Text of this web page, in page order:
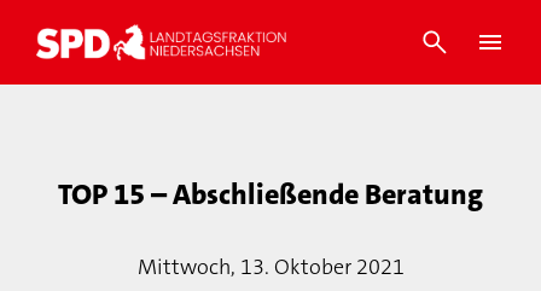
TOP 15 – Abschließende Beratung
Mittwoch, 13. Oktober 2021